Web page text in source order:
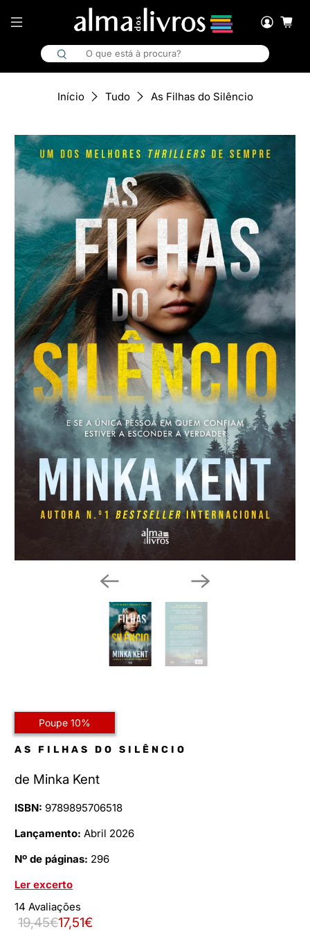
Início Tudo As Filhas do Silêncio
Poupe 10%
AS FILHAS DO SILÊNCIO
de Minka Kent
ISBN: 9789895706518
Lançamento: Abril 2026
Nº de páginas: 296
Ler excerto
14 Avaliações
17,51€
19,45€